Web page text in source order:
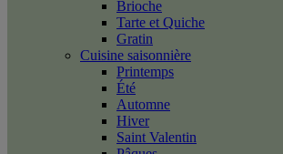
Brioche
Tarte et Quiche
Gratin
Cuisine saisonnière
Printemps
Été
Automne
Hiver
Saint Valentin